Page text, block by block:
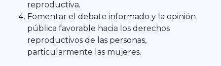
reproductiva.
Fomentar el debate informado y la opinión
pública favorable hacia los derechos
reproductivos de las personas,
particularmente las mujeres.